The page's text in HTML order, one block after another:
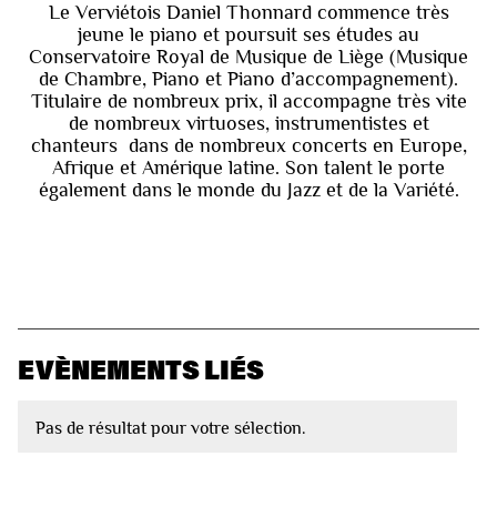
Le Verviétois Daniel Thonnard commence très
jeune le piano et poursuit ses études au
Conservatoire Royal de Musique de Liège (Musique
de Chambre, Piano et Piano d’accompagnement).
Titulaire de nombreux prix, il accompagne très vite
de nombreux virtuoses, instrumentistes et
chanteurs dans de nombreux concerts en Europe,
Afrique et Amérique latine. Son talent le porte
également dans le monde du Jazz et de la Variété.
EVÈNEMENTS LIÉS
Pas de résultat pour votre sélection.